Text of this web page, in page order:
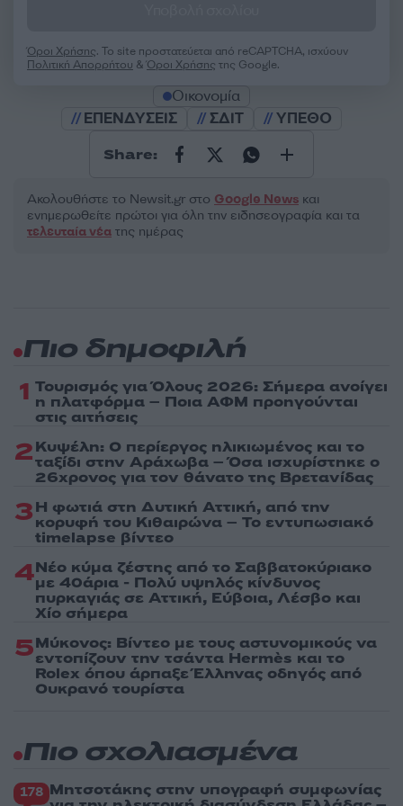
Όροι Χρήσης. Το site προστατεύεται από reCAPTCHA, ισχύουν
Πολιτική Απορρήτου &Όροι Χρήσης της Google.
Οικονομία
ΕΠΕΝΔΥΣΕΙΣ
ΣΔΙΤ ΥΠΕΘΟ
Share:
Ακολουθήστε το Νewsit.gr στο Google News και
ενημερωθείτε πρώτοι για όλη την ειδησεογραφία και τα
τελευταία νέα της ημέρας
Πιο δημοφιλή
1 Τουρισμός για Όλους 2026: Σήμερα ανοίγει
η πλατφόρμα – Ποια ΑΦΜ προηγούνται
στις αιτήσεις
2Κυψέλη: Ο περίεργος ηλικιωμένος και το
ταξίδι στην Αράχωβα – Όσα ισχυρίστηκε ο
26χρονος για τον θάνατο της Βρετανίδας
3Η φωτιά στη Δυτική Αττική, από την
κορυφή του Κιθαιρώνα – Το εντυπωσιακό
timelapse βίντεο
4Νέο κύμα ζέστης από το Σαββατοκύριακο
με 40άρια - Πολύ υψηλός κίνδυνος
πυρκαγιάς σε Αττική, Εύβοια, Λέσβο και
Χίο σήμερα
5Μύκονος: Βίντεο με τους αστυνομικούς να
εντοπίζουν την τσάντα Hermès και το
Rolex όπου άρπαξε Έλληνας οδηγός από
Ουκρανό τουρίστα
Πιο σχολιασμένα
178 Μητσοτάκης στην υπογραφή συμφωνίας